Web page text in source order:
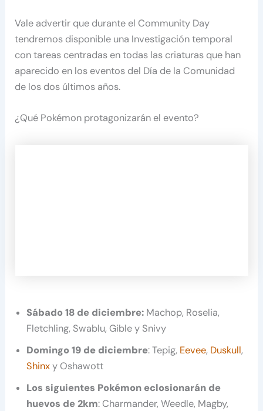
Vale advertir que durante el Community Day
tendremos disponible una Investigación temporal
con tareas centradas en todas las criaturas que han
aparecido en los eventos del Día de la Comunidad
de los dos últimos años.
¿Qué Pokémon protagonizarán el evento?
Sábado 18 de diciembre: Machop, Roselia,
Fletchling, Swablu, Gible y Snivy
Domingo 19 de diciembre: Tepig, Eevee, Duskull,
Shinxy Oshawott
Los siguientes Pokémon eclosionarán de
huevos de 2km: Charmander, Weedle, Magby,